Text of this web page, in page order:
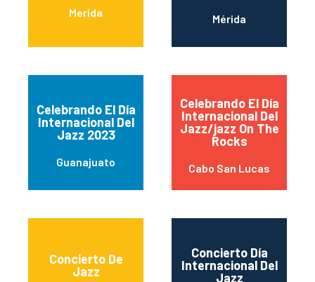
Merida Mérida
Celebrando El Día
Internacional Del
Jazz 2023
Guanajuato
Celebrando El Día
Internacional Del
Jazz/jazz On The
Rocks
Cabo San Lucas
Concierto De
Jazz
Concierto Día
Internacional Del
Jazz